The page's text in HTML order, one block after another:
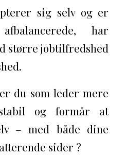
sig selv og er
har
større jobtilfredshed
du som leder mere
stabil og formår at
– med både dine
sider ?